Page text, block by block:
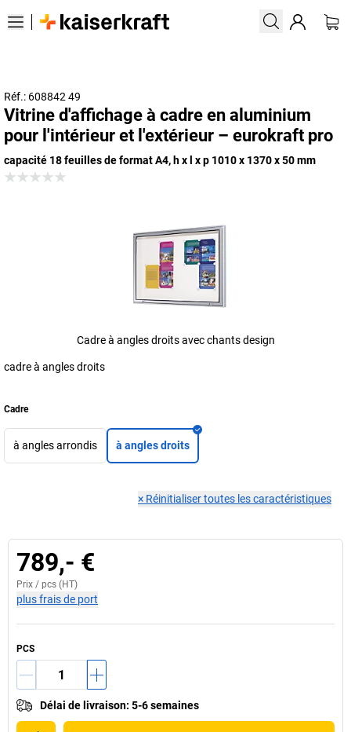
Réf.: 608842 49
Vitrine d'affichage à cadre en aluminium
pour l'intérieur et l'extérieur – eurokraft pro
capacité 18 feuilles de format A4, h x l x p 1010 x 1370 x 50 mm
Cadre à angles droits avec chants design
cadre à angles droits
Cadre
à angles arrondis à angles droits
× Réinitialiser toutes les caractéristiques
789,- €
Prix / pcs (HT)
plus frais de port
PCS
Délai de livraison: 5-6 semaines